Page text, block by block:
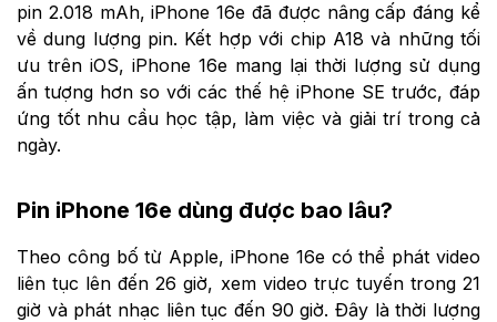
pin 2.018 mAh, iPhone 16e đã được nâng cấp đáng kể
về dung lượng pin. Kết hợp với chip A18 và những tối
ưu trên iOS, iPhone 16e mang lại thời lượng sử dụng
ấn tượng hơn so với các thế hệ iPhone SE trước, đáp
ứng tốt nhu cầu học tập, làm việc và giải trí trong cả
ngày.
Pin iPhone 16e dùng được bao lâu?
Theo công bố từ Apple, iPhone 16e có thể phát video
liên tục lên đến 26 giờ, xem video trực tuyến trong 21
giờ và phát nhạc liên tục đến 90 giờ. Đây là thời lượng